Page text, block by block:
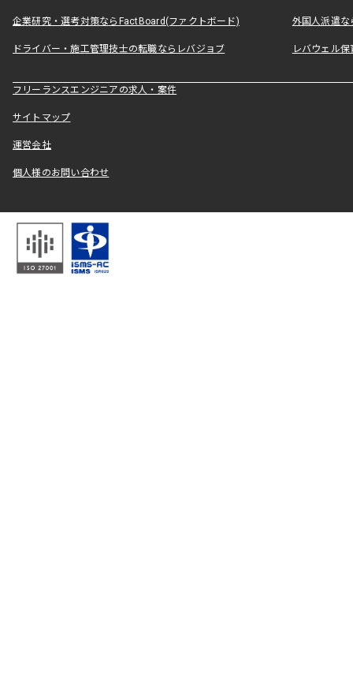
企業研究・選考対策ならFactBoard(ファクトボード) 外国人派遣な
ドライバー・施工管理技士の転職ならレバジョブ レバウェル
フリーランスエンジニアの求人・案件
サイトマップ
運営会社
個人様のお問い合わせ